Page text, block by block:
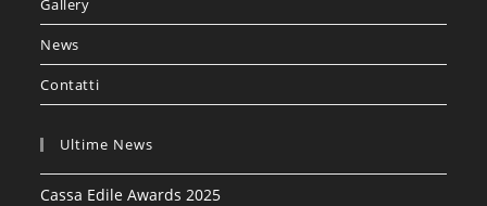
Gallery
News
Contatti
Ultime News
Cassa Edile Awards 2025